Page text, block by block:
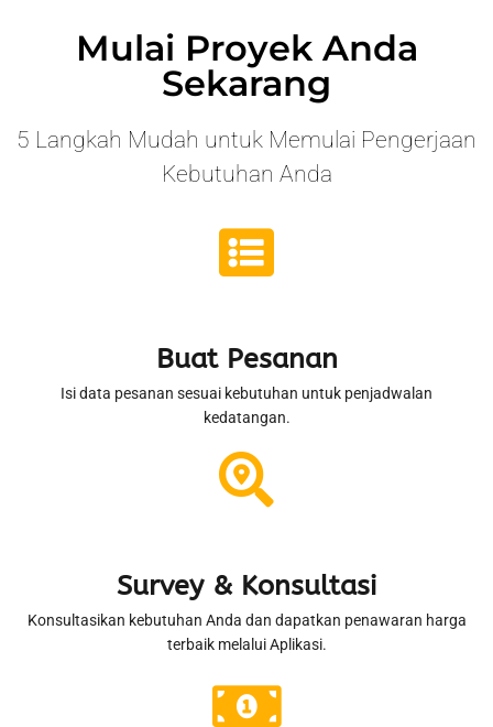
Mulai Proyek Anda
Sekarang
5 Langkah Mudah untuk Memulai Pengerjaan
Kebutuhan Anda
Buat Pesanan
Isi data pesanan sesuai kebutuhan untuk penjadwalan
kedatangan.
Survey & Konsultasi
Konsultasikan kebutuhan Anda dan dapatkan penawaran harga
terbaik melalui Aplikasi.